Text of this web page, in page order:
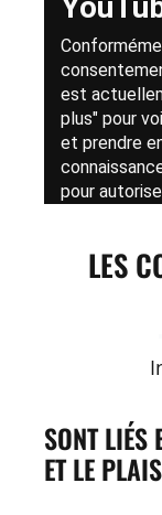
LES
SONT LIÉS
ET LE